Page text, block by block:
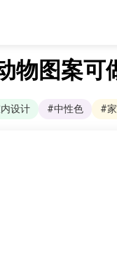
物图案可
设计 #中性色 #